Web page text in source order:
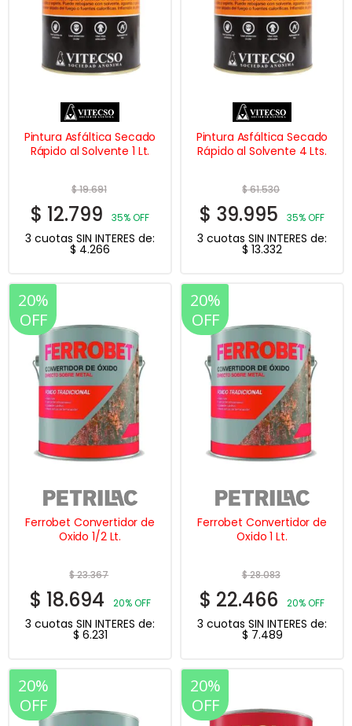
Pintura Asfáltica Secado
Rápido al Solvente 1 Lt.
$19.691
$ 12.799 35% OFF
3 cuotas SIN INTERES de:
$ 4.266
Pintura Asfáltica Secado
Rápido al Solvente 4 Lts.
$61.530
$ 39.995 35% OFF
3 cuotas SIN INTERES de:
$ 13.332
20%
OFF
Ferrobet Convertidor de
Oxido 1/2 Lt.
$23.367
$ 18.694 20% OFF
3 cuotas SIN INTERES de:
$ 6.231
20%
OFF
Ferrobet Convertidor de
Oxido 1 Lt.
$28.083
$ 22.466 20% OFF
3 cuotas SIN INTERES de:
$ 7.489
20%
OFF
20%
OFF